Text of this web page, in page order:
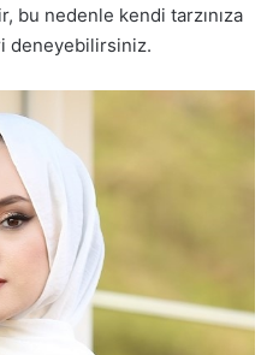
bu nedenle kendi tarzınıza
deneyebilirsiniz.